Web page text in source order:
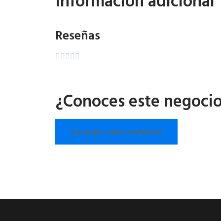
Reseñas
    
¿Conoces este
ESCRIBE UNA OPINIÓN